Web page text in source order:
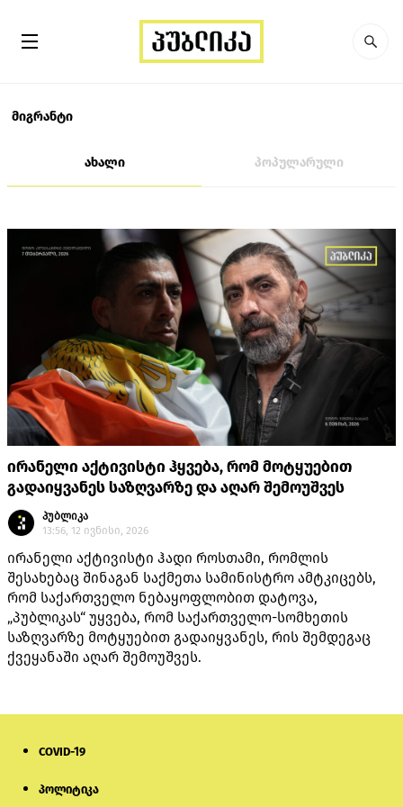
მიგრანტი
ახალი პოპულარული
ირანელი აქტივისტი ჰყვება, რომ მოტყუებით
გადაიყვანეს საზღვარზე და აღარ შემოუშვეს
პუბლიკა
13:56, 12 ივნისი, 2026
ირანელი აქტივისტი ჰადი როსთამი, რომლის
შესახებაც შინაგან საქმეთა სამინისტრო ამტკიცებს,
რომ საქართველო ნებაყოფლობით დატოვა,
„პუბლიკას“ უყვება, რომ საქართველო-სომხეთის
საზღვარზე მოტყუებით გადაიყვანეს, რის შემდეგაც
ქვეყანაში აღარ შემოუშვეს.
COVID-19
პოლიტიკა